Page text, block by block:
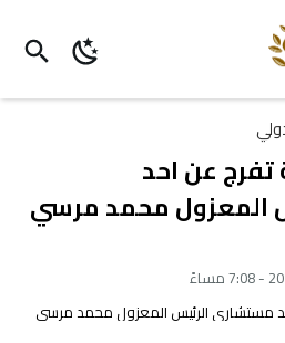
عن احد
المعزول محمد مرسي